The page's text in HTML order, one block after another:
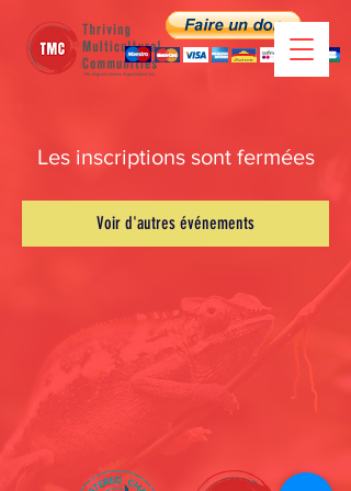
Les inscriptions sont fermées
Voir d'autres événements